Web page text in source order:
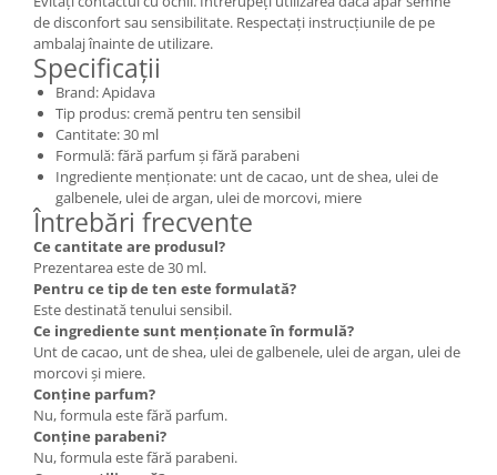
de disconfort sau sensibilitate. Respectați instrucțiunile de pe
ambalaj înainte de utilizare.
Specificații
Brand: Apidava
Tip produs: cremă pentru ten sensibil
Cantitate: 30 ml
Formulă: fără parfum și fără parabeni
Ingrediente menționate: unt de cacao, unt de shea, ulei de
galbenele, ulei de argan, ulei de morcovi, miere
Întrebări frecvente
Ce cantitate are produsul?
Prezentarea este de 30 ml.
Pentru ce tip de ten este formulată?
Este destinată tenului sensibil.
Ce ingrediente sunt menționate în formulă?
Unt de cacao, unt de shea, ulei de galbenele, ulei de argan, ulei de
morcovi și miere.
Conține parfum?
Nu, formula este fără parfum.
Conține parabeni?
Nu, formula este fără parabeni.